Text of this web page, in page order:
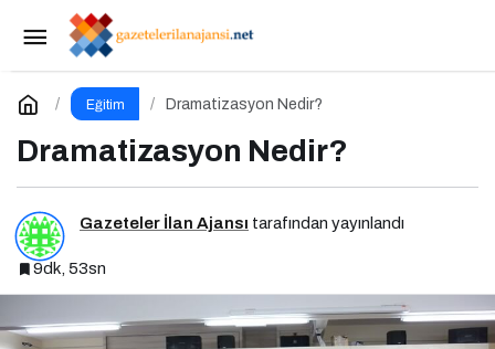
Eğitim Dramatizasyon Nedir?
Dramatizasyon Nedir?
Gazeteler İlan Ajansı tarafından yayınlandı
9dk, 53sn
Dramatizasyon Nedir?